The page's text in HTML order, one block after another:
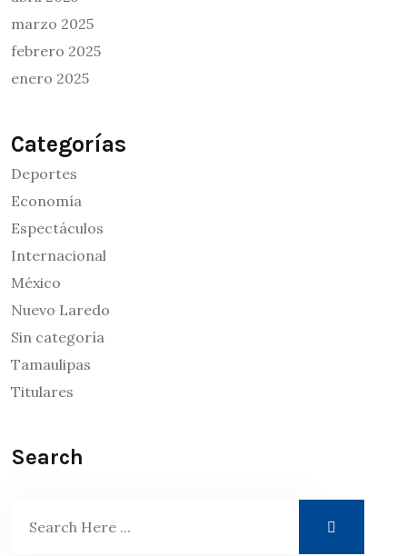
marzo 2025
febrero 2025
enero 2025
Categorías
Deportes
Economía
Espectáculos
Internacional
México
Nuevo Laredo
Sin categoría
Tamaulipas
Titulares
Search